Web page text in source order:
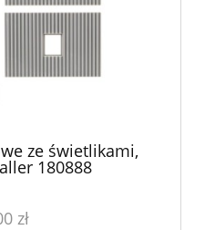
ze świetlikami,
180888
zł